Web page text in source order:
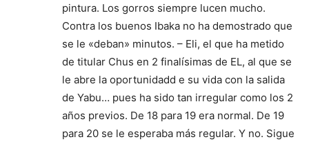
pintura. Los gorros siempre lucen mucho.
Contra los buenos Ibaka no ha demostrado que
se le «deban» minutos. – Eli, el que ha metido
de titular Chus en 2 finalísimas de EL, al que se
le abre la oportunidadd e su vida con la salida
de Yabu… pues ha sido tan irregular como los 2
años previos. De 18 para 19 era normal. De 19
para 20 se le esperaba más regular. Y no. Sigue